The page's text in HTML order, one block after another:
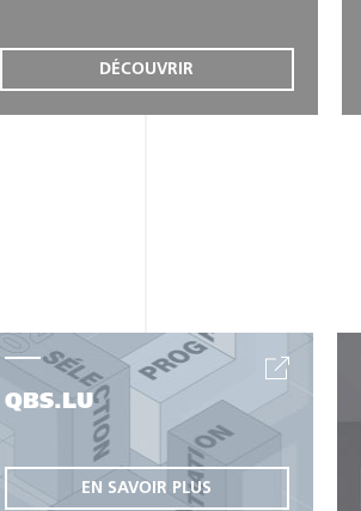
DÉCOUVRIR
QBS.LU
EN SAVOIR PLUS